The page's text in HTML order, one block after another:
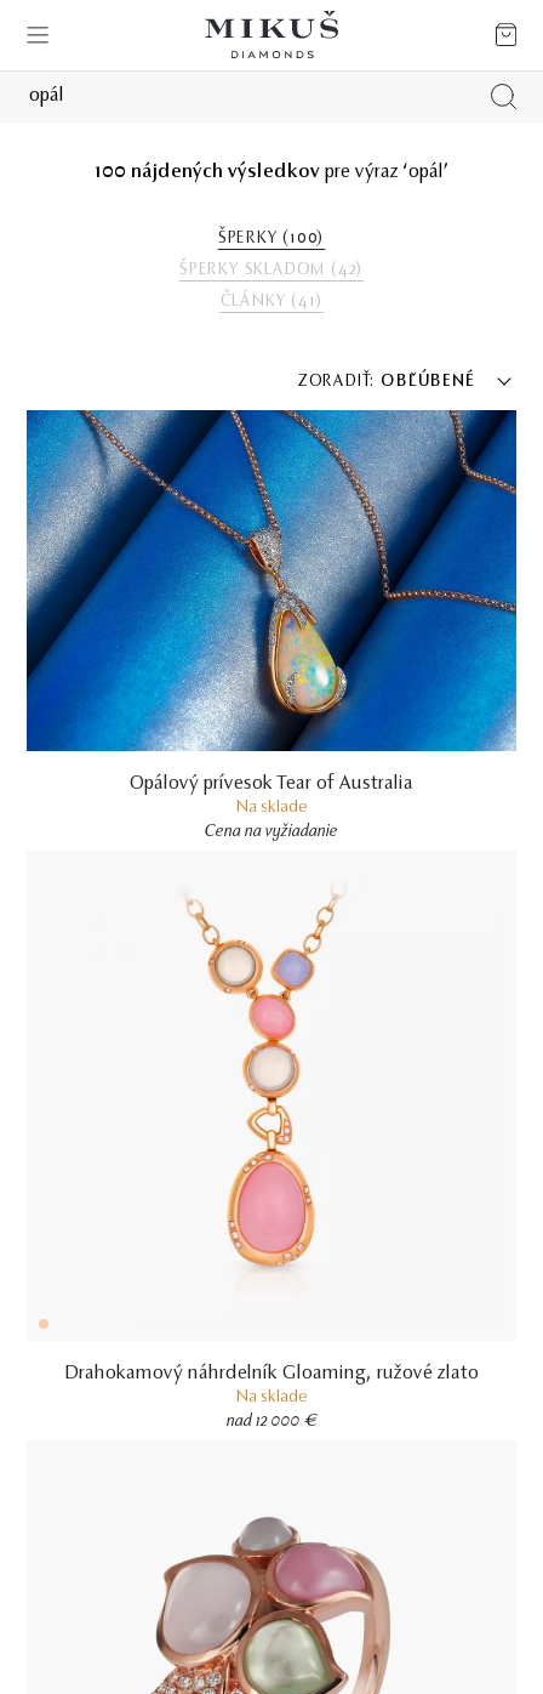
100 nájdených výsledkov pre výraz ‘opál’
ŠPERKY ( 100)
ŠPERKY SKLADOM ( 42)
ČLÁNKY ( 41 )
ZORADIŤ: OBĽÚBENÉ
Opálový prívesok Tear of Australia
Na sklade
Cena na vyžiadanie
Drahokamový náhrdelník Gloaming, ružové zlato
Na sklade
nad 12 000 €